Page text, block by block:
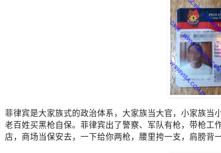
菲律宾是大家族式的政治体系，大家族当大官，小家族
老百姓买黑枪自保。菲律宾出了警察、军队有枪，带枪
店，商场当保安去，一下给你两枪，腰里挎一支，肩膀